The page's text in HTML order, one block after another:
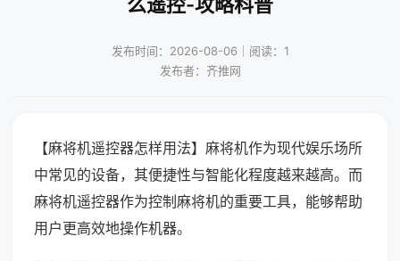
发布时间：2026-08-06｜阅读：1
发布者：齐推网
【麻将机遥控器怎样用法】麻将机作为现代娱乐场所
中常见的设备，其便捷性与智能化程度越来越高。而
麻将机遥控器作为控制麻将机的重要工具，能够帮助
用户更高效地操作机器。